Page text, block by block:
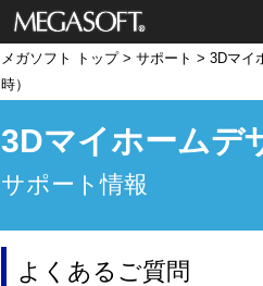
メガソフト株式
メガソフト トップ> サポート > 3Dマイ
時）
3Dマイホームデ
サポート情報
よくあるご質問